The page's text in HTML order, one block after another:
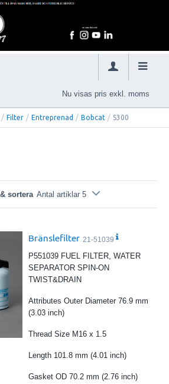
Nu visas pris exkl. moms
/ Filter / Entreprenad / Bobcat / S300
sortera Antal artiklar 5
Bränslefilter 21-51039
P551039 FUEL FILTER, WATER
SEPARATOR SPIN-ON
TWIST&DRAIN
Attributes Outer Diameter 76.9 mm
(3.03 inch)
Thread Size M16 x 1.5
Length 101.8 mm (4.01 inch)
Gasket OD 70.2 mm (2.76 inch)